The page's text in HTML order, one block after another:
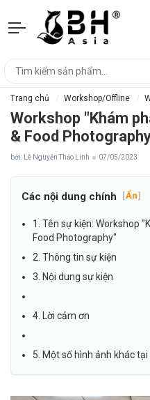
Trang chủ Workshop/Offline
Workshop "Khám
& Food
bởi: Lê Nguyễn Thảo Linh 07/05/2023
Các nội dung chính [Ẩn]
1. Tên sự kiện: Workshop
Food Photography"
2. Thông tin sự kiện
3. Nội dung sự kiện
4. Lời cảm ơn
5. Một số hình ảnh khác tại